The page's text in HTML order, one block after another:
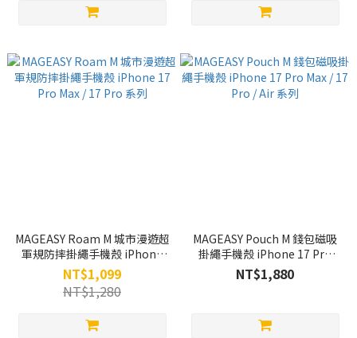
MAGEASY Roam M 城市漫遊超
軍規防摔掛繩手機殼 iPhone
17 Pro Max / 17 Pro 系列
NT$1,099
NT$1,280
MAGEASY Pouch M 錢包磁吸
掛繩手機殼 iPhone 17 Pro
Max / 17 Pro / Air 系列
NT$1,880